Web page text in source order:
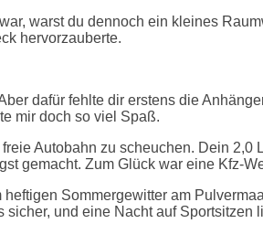
warst du dennoch ein kleines
hervorzauberte.
dafür fehlte dir erstens die
mir doch so viel Spaß.
Autobahn zu scheuchen. Dein
gemacht. Zum Glück war eine Kfz-
Sommergewitter am
und eine Nacht auf